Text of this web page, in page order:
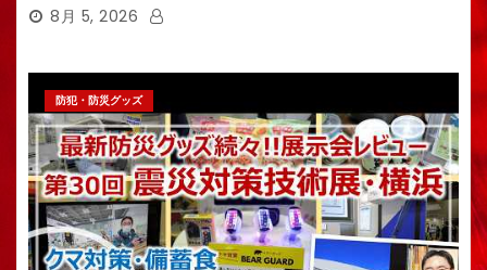
8月 5, 2026
防犯・防災グッズ